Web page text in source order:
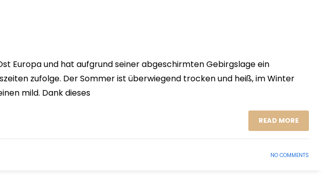
Europa und hat aufgrund seiner abgeschirmten Gebirgslage ein
zufolge. Der Sommer ist überwiegend trocken und heiß, im Winter
mild. Dank dieses
READ MORE
NO COMMENTS